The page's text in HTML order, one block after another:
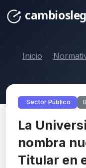
Inicio
Sector Público
La
nombra
Titular en